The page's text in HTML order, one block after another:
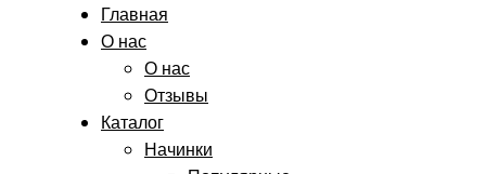
Главная
О нас
О нас
Отзывы
Каталог
Начинки